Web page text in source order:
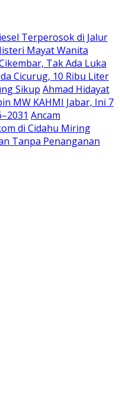
Terperosok di Jalur
Mayat Wanita
Tak Ada Luka
Cicurug, 10 Ribu Liter
Sikup Ahmad Hidayat
MW KAHMI Jabar, Ini 7
Ancam
di Cidahu Miring
Tanpa Penanganan